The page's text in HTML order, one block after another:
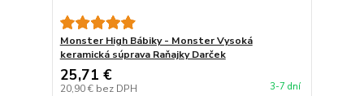
Monster High Bábiky - Monster Vysoká
keramická súprava Raňajky Darček
25,71 €
20,90 € bez DPH 3-7 dní